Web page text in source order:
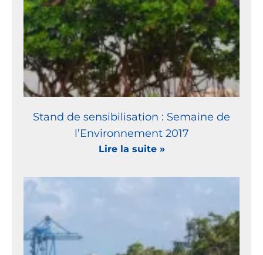
Stand de sensibilisation : Semaine de
l’Environnement 2017
Lire la suite »